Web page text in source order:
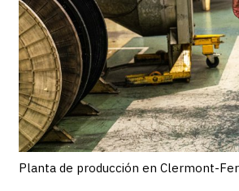
Planta de producción en Clermont-